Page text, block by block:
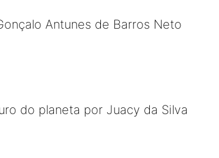
Antunes de Barros Neto
do planeta por Juacy da Silva